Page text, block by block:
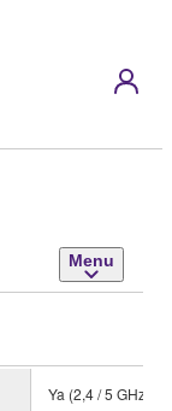
Menu
Ya (2,4 / 5 GHz)